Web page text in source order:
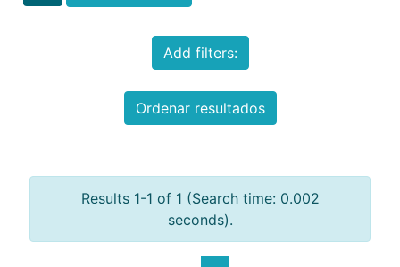
Add filters:
Ordenar resultados
Results 1-1 of 1 (Search time: 0.002
seconds).